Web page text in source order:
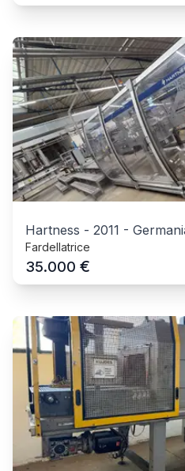
Hartness - 2011 -
Fardellatrice
35.000 €